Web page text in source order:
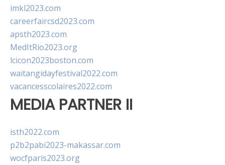
imkl2023.com
careerfaircsd2023.com
apsth2023.com
MedItRio2023.org
lcicon2023boston.com
waitangidayfestival2022.com
vacancesscolaires2022.com
MEDIA PARTNER II
isth2022.com
p2b2pabi2023-makassar.com
wocfparis2023.org